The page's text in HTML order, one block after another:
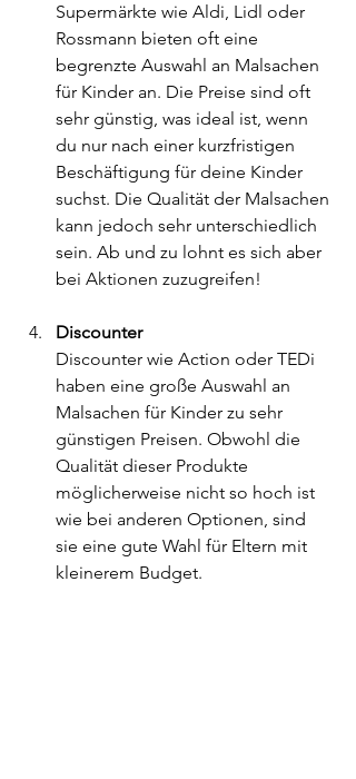
Supermärkte wie Aldi, Lidl oder
Rossmann bieten oft eine
begrenzte Auswahl an Malsachen
für Kinder an. Die Preise sind oft
sehr günstig, was ideal ist, wenn
du nur nach einer kurzfristigen
Beschäftigung für deine Kinder
suchst. Die Qualität der Malsachen
kann jedoch sehr unterschiedlich
sein. Ab und zu lohnt es sich aber
bei Aktionen zuzugreifen!
Discounter
Discounter wie Action oder TEDi
haben eine große Auswahl an
Malsachen für Kinder zu sehr
günstigen Preisen. Obwohl die
Qualität dieser Produkte
möglicherweise nicht so hoch ist
wie bei anderen Optionen, sind
sie eine gute Wahl für Eltern mit
kleinerem Budget.